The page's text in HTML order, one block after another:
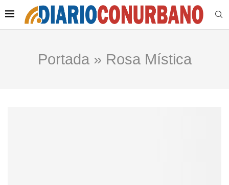
Portada» Rosa Mística